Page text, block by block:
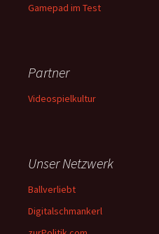
Gamepad im Test
Partner
Videospielkultur
Unser Netzwerk
Ballverliebt
Digitalschmankerl